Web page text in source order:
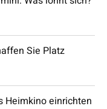
Sie Platz
Heimkino einrichten